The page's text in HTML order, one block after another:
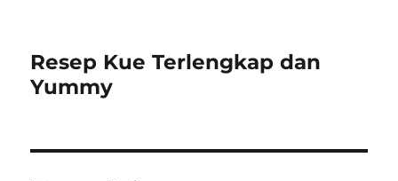
Resep Kue Terlengkap dan
Yummy